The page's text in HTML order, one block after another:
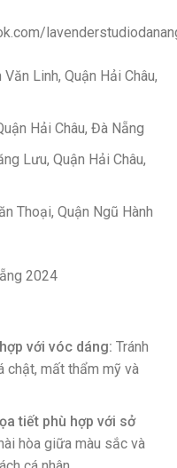
Linh, Quận Hải Châu,
Hải Châu, Đà Nẵng
Lưu, Quận Hải Châu,
Thoại, Quận Ngũ Hành
với vóc dáng: Tránh
chật, mất thẩm mỹ và
tiết phù hợp với sở
hòa giữa màu sắc và